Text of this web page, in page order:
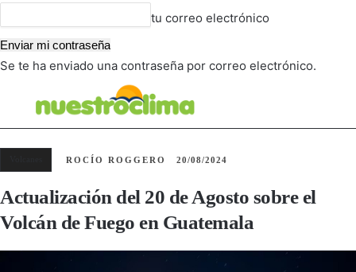
tu correo electrónico
Se te ha enviado una contraseña por correo electrónico.
ROCÍO ROGGERO 20/08/2024
Actualización del 20 de Agosto sobre el
Volcán de Fuego en Guatemala